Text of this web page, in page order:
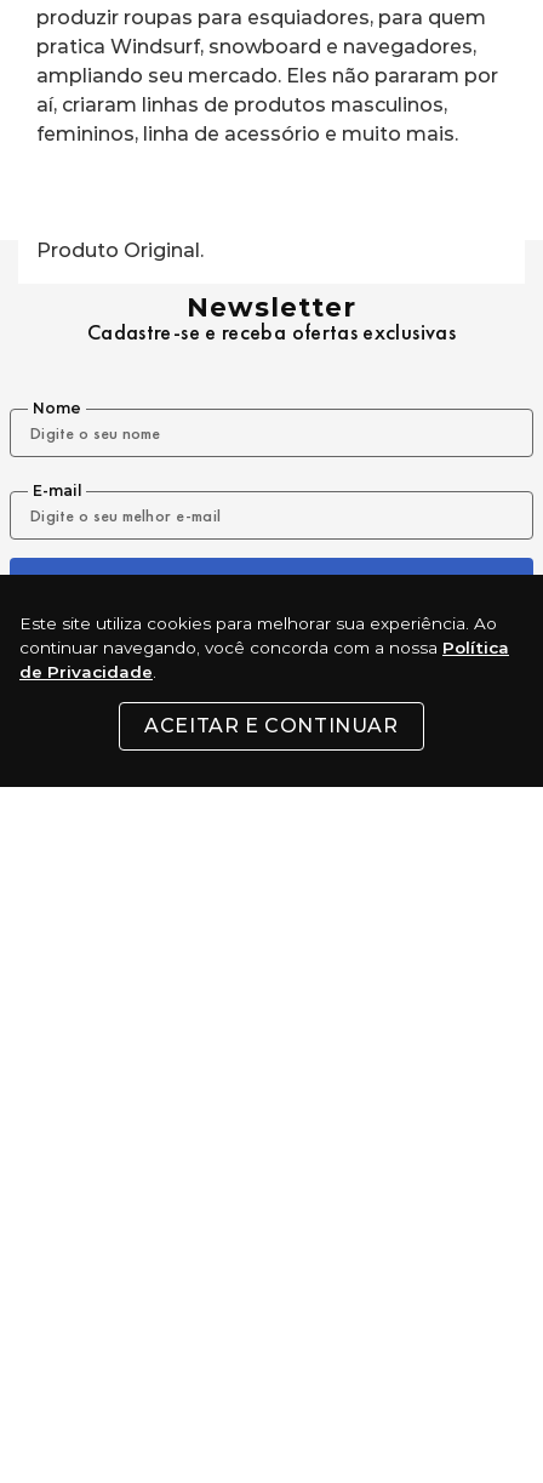
Este site utiliza cookies para melhorar sua experiência. Ao
continuar navegando, você concorda com a nossa Política
de Privacidade
ACEITAR E CONTINUAR
produzir roupas para esquiadores, para quem
pratica Windsurf, snowboard e navegadores,
ampliando seu mercado. Eles não pararam por
aí, criaram linhas de produtos masculinos,
femininos, linha de acessório e muito mais.
Produto Original.
Newsletter
Cadastre-se e receba ofertas exclusivas
Nome
E-mail
ENVIAR